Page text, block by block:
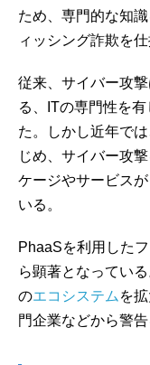
ため、専門的な知
ィッシング詐欺を
従来、サイバー攻
る、ITの専門性を
た。しかし近年で
じめ、サイバー攻
ケージやサービスが
いる。
PhaaSを利用した
ら顕著となってい
のエコシステム を
門企業などから警